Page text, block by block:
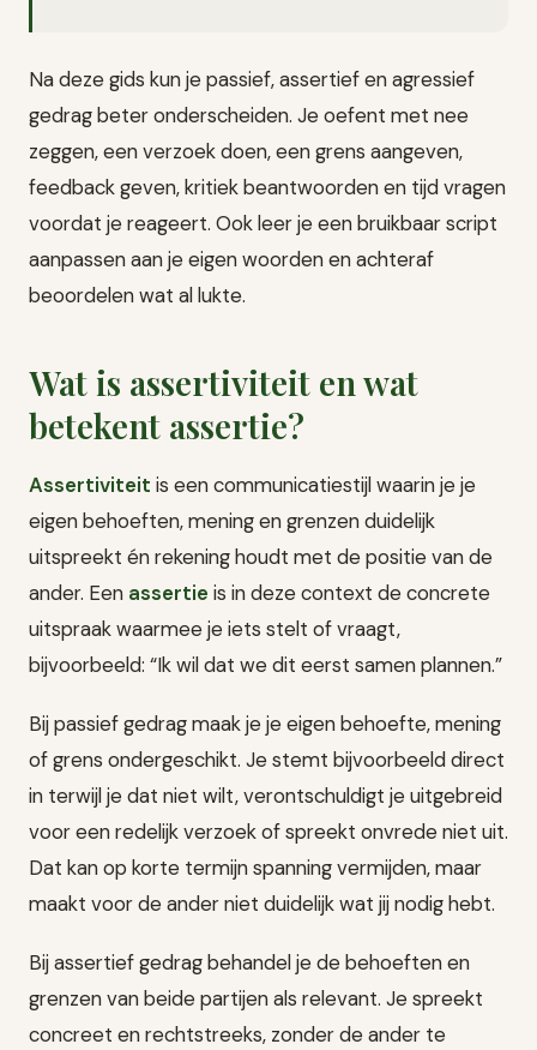
Na deze gids kun je passief, assertief en agressief
gedrag beter onderscheiden. Je oefent met nee
zeggen, een verzoek doen, een grens aangeven,
feedback geven, kritiek beantwoorden en tijd vragen
voordat je reageert. Ook leer je een bruikbaar script
aanpassen aan je eigen woorden en achteraf
beoordelen wat al lukte.
Wat is assertiviteit en wat
betekent assertie?
Assertiviteit is een communicatiestijl waarin je je
eigen behoeften, mening en grenzen duidelijk
uitspreekt én rekening houdt met de positie van de
ander. Een assertie is in deze context de concrete
uitspraak waarmee je iets stelt of vraagt,
bijvoorbeeld: “Ik wil dat we dit eerst samen plannen.”
Bij passief gedrag maak je je eigen behoefte, mening
of grens ondergeschikt. Je stemt bijvoorbeeld direct
in terwijl je dat niet wilt, verontschuldigt je uitgebreid
voor een redelijk verzoek of spreekt onvrede niet uit.
Dat kan op korte termijn spanning vermijden, maar
maakt voor de ander niet duidelijk wat jij nodig hebt.
Bij assertief gedrag behandel je de behoeften en
grenzen van beide partijen als relevant. Je spreekt
concreet en rechtstreeks, zonder de ander te